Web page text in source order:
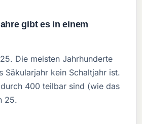
gibt es in einem
Die meisten Jahrhunderte
Säkularjahr kein Schaltjahr ist.
400 teilbar sind (wie das
25.